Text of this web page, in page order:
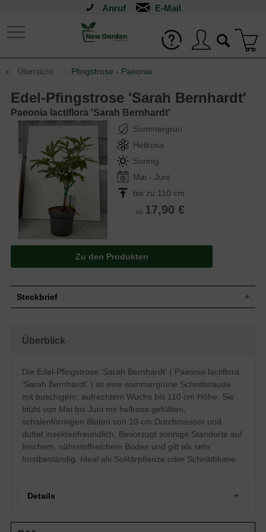
Anruf
Übersicht Pfingstrose - Paeonia
Edel-Pfingstrose 'Sarah Bernhardt'
Paeonia lactiflora 'Sarah Bernhardt'
Sommergrün
Hellrosa
Sonnig
Mai - Juni
bis zu 110 cm
ab 17,90 €
Zu den Produkten
Steckbrief
Wuchshöhe
oval, derb, glänzend, dunkelgrün
Frucht
Steril, ohne Frucht- oder Samenbildung
Blüte
Hellrosa, schalenförmig, gefüllt, einfach,
10 cm groß, zierend, reichblühend
Blütezeit
Mai bis Juni
Wurzeln
Rhizome, Ausläufer
Boden
Frischer, feuchter, durchlässiger und
nährstoffreicher Untergrund
Gartenschönheit in einem hübschen hell-
Überblick
Die Edel-Pfingstrose 'Sarah Bernhardt' ( Paeonia lactiflora
'Sarah Bernhardt' ) ist eine sommergrüne Schnittstaude
mit buschigem, aufrechtem Wuchs bis 110 cm Höhe. Sie
blüht von Mai bis Juni mit hellrosa gefüllten,
schalenförmigen Blüten von 10 cm Durchmesser und
duftet insektenfreundlich. Bevorzugt sonnige Standorte auf
frischem, nährstoffreichem Boden und gilt als sehr
frostbeständig. Ideal als Solitärpflanze oder Schnittblume.
Details
Portrait einer Gartenschönheit: Die Edel-Pfingstrose 'Sarah